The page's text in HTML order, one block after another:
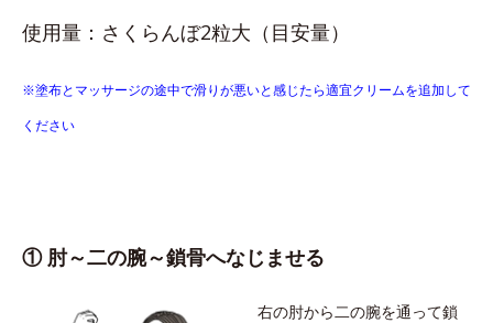
使用量：さくらんぼ2粒大（目安量）
※塗布とマッサージの途中で滑りが悪いと感じたら適宜クリームを追加して
ください
① 肘～二の腕～鎖骨へなじませる
右の肘から二の腕を通って鎖